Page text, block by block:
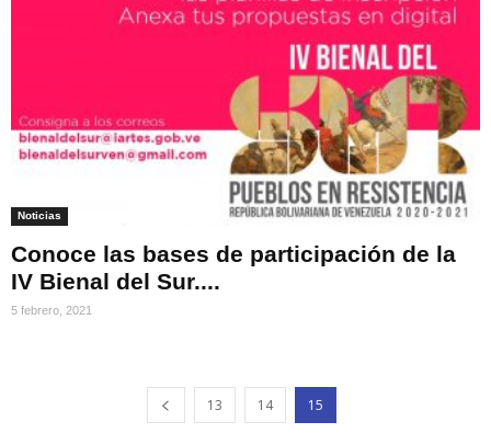
Noticias
Conoce las bases de participación de la
IV Bienal del Sur....
5 febrero, 2021
13 14 15